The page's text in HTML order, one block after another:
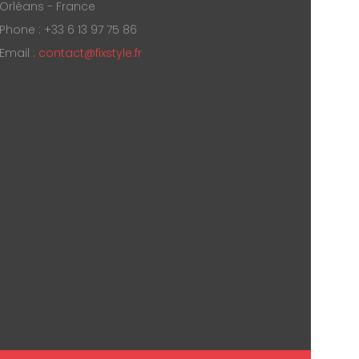
- France
: +33 6 13 97 75 86
: contact@fixstyle.fr